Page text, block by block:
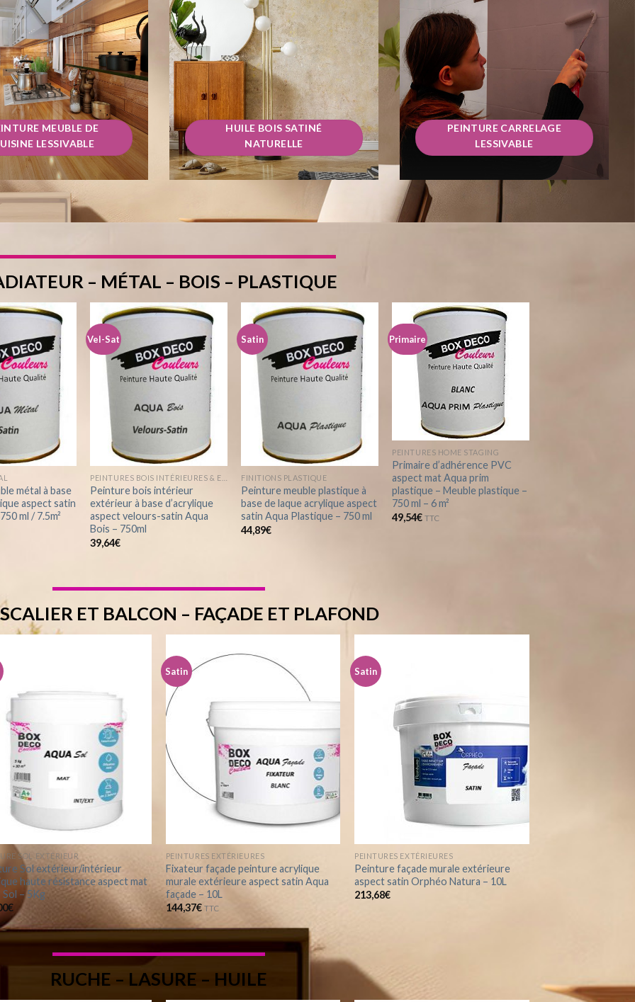
MEUBLE DE
LESSIVABLE
HUILE BOIS SATINÉ
NATURELLE
PEINTURE CARRELAGE
LESSIVABLE
– MÉTAL – BOIS – PLASTIQUE
Ajouter
à la
métal à base
aspect satin
ml / 7.5m²
Vel-Sat
Ajouter
à la
Peinture bois intérieur
extérieur à base d’acrylique
aspect velours-satin Aqua
Bois – 750ml
39,64€
Satin
Ajouter
à la
FINITIONS PLASTIQUE
Peinture meuble plastique à
base de laque acrylique aspect
satin Aqua Plastique – 750 ml
44,89€
Primaire
Ajouter
à la
wishlist
PEINTURES HOME STAGING
Primaire d’adhérence PVC
aspect mat Aqua prim
plastique – Meuble plastique –
750 ml – 6 m²
49,54€ TTC
ET BALCON – FAÇADE ET PLAFOND
Ajouter
wishlist
SOL EXTÉRIEUR
Sol extérieur/intérieur
haute résistance aspect mat
Sol – 5Kg
€
Satin
Ajouter
PEINTURES EXTÉRIEURES
Fixateur façade peinture acrylique
murale extérieure aspect satin Aqua
façade – 10L
144,37€ TTC
Satin
PEINTURES EXTÉRIEURES
Peinture façade murale extérieure
aspect satin Orphéo Natura – 10L
213,68€
RUCHE – LASURE – HUILE